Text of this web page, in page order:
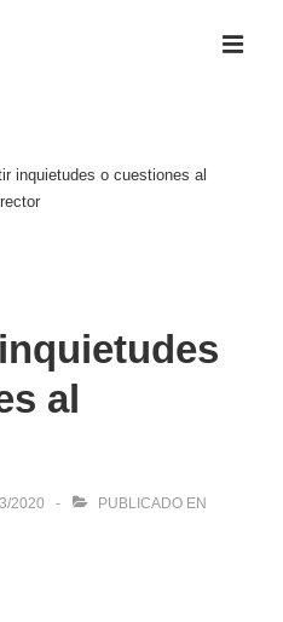
inquietudes o cuestiones al
al
2020
PUBLICADO EN